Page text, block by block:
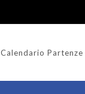
Calendario Partenze